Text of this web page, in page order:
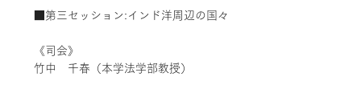
■第三セッション:インド洋周辺の国々
《司会》
竹中 千春（本学法学部教授）